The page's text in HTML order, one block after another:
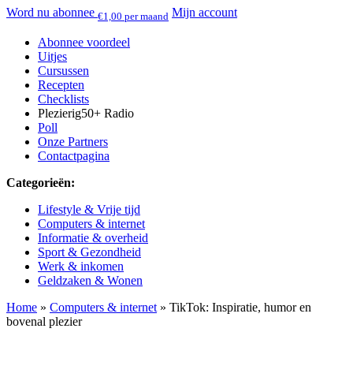
Word nu abonnee €1,00 per maand Mijn account
Abonnee voordeel
Uitjes
Cursussen
Recepten
Checklists
Plezierig50+ Radio
Poll
Onze Partners
Contactpagina
Categorieën:
Lifestyle & Vrije tijd
Computers & internet
Informatie & overheid
Sport & Gezondheid
Werk & inkomen
Geldzaken & Wonen
Home » Computers & internet» TikTok: Inspiratie, humor en
bovenal plezier